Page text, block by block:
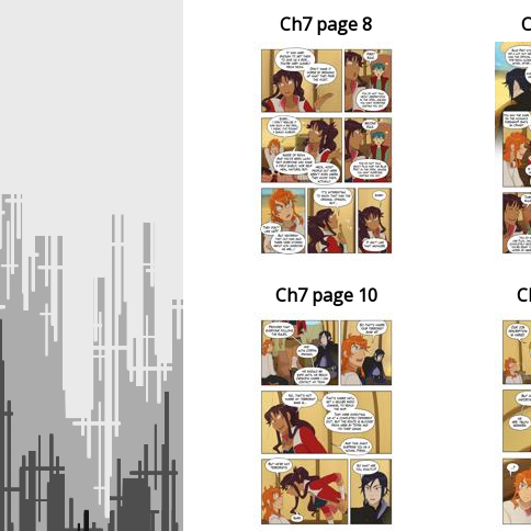
Ch7 page 8
Ch7 page 10